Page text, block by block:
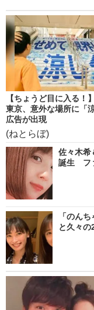
【ちょうど目に入る！
東京、意外な場所に「
広告が出現
(ねとらぼ)
佐々木希
誕生 フ
「のん
と久々